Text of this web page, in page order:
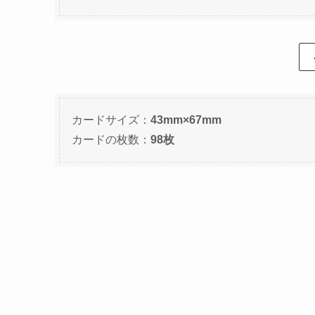
カードサイズ： 43mm×67mm
カードの枚数： 98枚